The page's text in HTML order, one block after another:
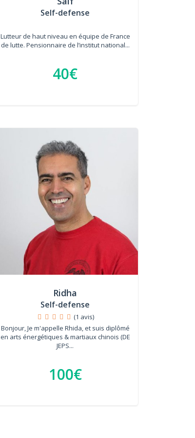
Self-defense
Lutteur de haut niveau en équipe de France
de lutte. Pensionnaire de l’institut national...
40€
Ridha
Self-defense
(1 avis)
Bonjour, Je m'appelle Rhida, et suis diplômé
en arts énergétiques & martiaux chinois (DE
JEPS...
100€